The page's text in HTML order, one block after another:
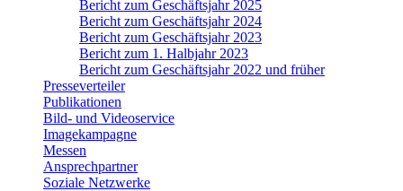
Bericht zum Geschäftsjahr 2025
Bericht zum Geschäftsjahr 2024
Bericht zum Geschäftsjahr 2023
Bericht zum 1. Halbjahr 2023
Bericht zum Geschäftsjahr 2022 und früher
Presseverteiler
Publikationen
Bild- und Videoservice
Imagekampagne
Messen
Ansprechpartner
Soziale Netzwerke